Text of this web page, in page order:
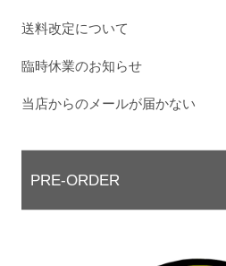
送料改定について
臨時休業のお知らせ
当店からのメールが届かない
PRE-ORDER